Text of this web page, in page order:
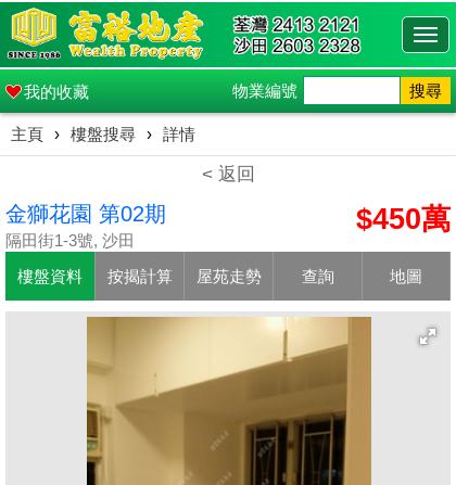
我的收藏 物業編號 搜尋
主頁 › 樓盤搜尋 › 詳情
< 返回
金獅花園 第02期
隔田街1-3號, 沙田
$450萬
樓盤資料 按揭計算 屋苑走勢 查詢 地圖